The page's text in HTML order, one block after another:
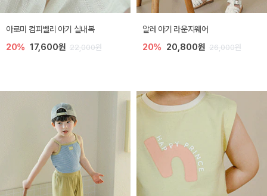
아로미 컴피벨리 아기 실내복
20% 17,600원 22,000원
알레 아기 라운지웨어
20% 20,800원 26,000원